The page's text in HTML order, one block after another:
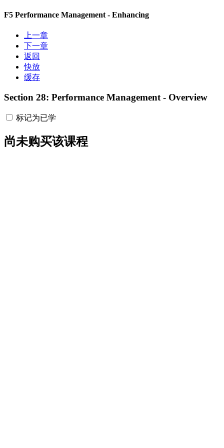
F5 Performance Management - Enhancing
上一章
下一章
返回
快放
缓存
Section 28: Performance Management - Overview
标记为已学
尚未购买该课程